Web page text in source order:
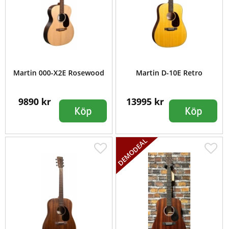
Martin 000-X2E Rosewood
9890 kr
Köp
Martin D-10E Retro
13995 kr
Köp